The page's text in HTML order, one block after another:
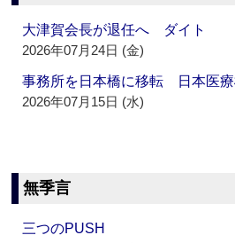
大津賀会長が退任へ ダイト
2026年07月24日 (金)
事務所を日本橋に移転 日本医療
2026年07月15日 (水)
無季言
三つのPUSH